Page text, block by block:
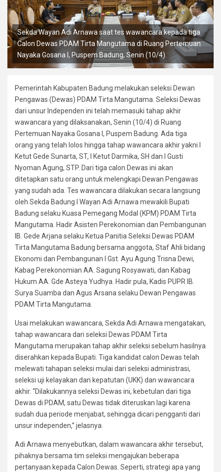
Sekda Wayan Adi Arnawa saat tes wawancara kepada tiga
Calon Dewas PDAM Tirta Mangutama di Ruang Pertemuan
Nayaka Gosana I, Puspem Badung, Senin (10/4).
Pemerintah Kabupaten Badung melakukan seleksi Dewan
Pengawas (Dewas) PDAM Tirta Mangutama. Seleksi Dewas
dari unsur Independen ini telah memasuki tahap akhir
wawancara yang dilaksanakan, Senin (10/4) di Ruang
Pertemuan Nayaka Gosana I, Puspem Badung. Ada tiga
orang yang telah lolos hingga tahap wawancara akhir yakni I
Ketut Gede Sunarta, ST, I Ketut Darmika, SH dan I Gusti
Nyoman Agung, STP. Dari tiga calon Dewas ini akan
ditetapkan satu orang untuk melengkapi Dewan Pengawas
yang sudah ada. Tes wawancara dilakukan secara langsung
oleh Sekda Badung I Wayan Adi Arnawa mewakili Bupati
Badung selaku Kuasa Pemegang Modal (KPM) PDAM Tirta
Mangutama. Hadir Asisten Perekonomian dan Pembangunan
IB. Gede Arjana selaku Ketua Panitia Seleksi Dewas PDAM
Tirta Mangutama Badung bersama anggota, Staf Ahli bidang
Ekonomi dan Pembangunan I Gst. Ayu Agung Trisna Dewi,
Kabag Perekonomian AA. Sagung Rosyawati, dan Kabag
Hukum AA. Gde Asteya Yudhya. Hadir pula, Kadis PUPR IB.
Surya Suamba dan Agus Arsana selaku Dewan Pengawas
PDAM Tirta Mangutama.
Usai melakukan wawancara, Sekda Adi Arnawa mengatakan,
tahap wawancara dari seleksi Dewas PDAM Tirta
Mangutama merupakan tahap akhir seleksi sebelum hasilnya
diserahkan kepada Bupati. Tiga kandidat calon Dewas telah
melewati tahapan seleksi mulai dari seleksi administrasi,
seleksi uji kelayakan dan kepatutan (UKK) dan wawancara
akhir. “Dilakukannya seleksi Dewas ini, kebetulan dari tiga
Dewas di PDAM, satu Dewas tidak diteruskan lagi karena
sudah dua periode menjabat, sehingga dicari pengganti dari
unsur independen,” jelasnya.
Adi Arnawa menyebutkan, dalam wawancara akhir tersebut,
pihaknya bersama tim seleksi mengajukan beberapa
pertanyaan kepada Calon Dewas. Seperti, strategi apa yang